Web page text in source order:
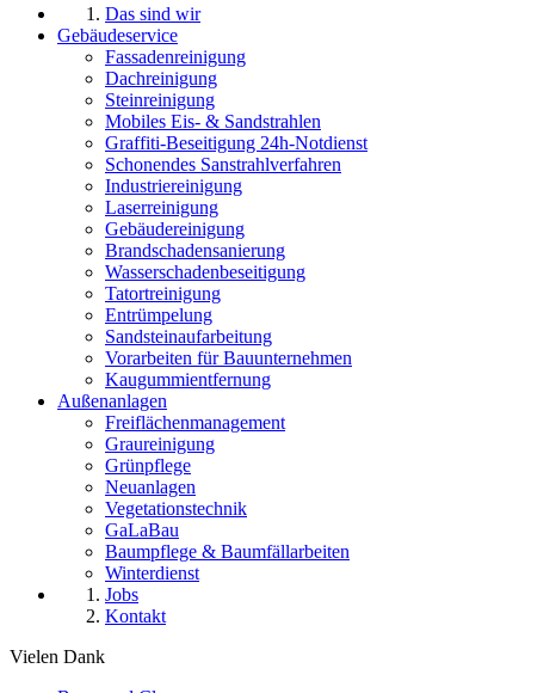
Das sind wir
Gebäudeservice
Fassadenreinigung
Dachreinigung
Steinreinigung
Mobiles Eis- & Sandstrahlen
Graffiti-Beseitigung 24h-Notdienst
Schonendes Sanstrahlverfahren
Industriereinigung
Laserreinigung
Gebäudereinigung
Brandschadensanierung
Wasserschadenbeseitigung
Tatortreinigung
Entrümpelung
Sandsteinaufarbeitung
Vorarbeiten für Bauunternehmen
Kaugummientfernung
Außenanlagen
Freiflächenmanagement
Graureinigung
Grünpflege
Neuanlagen
Vegetationstechnik
GaLaBau
Baumpflege & Baumfällarbeiten
Winterdienst
Jobs
Kontakt
Vielen Dank